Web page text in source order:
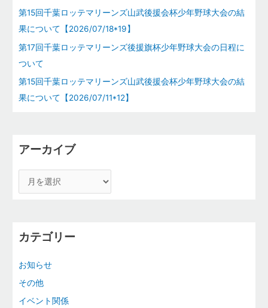
第15回千葉ロッテマリーンズ山武後援会杯少年野球大会の結
果について【2026/07/18*19】
第17回千葉ロッテマリーンズ後援旗杯少年野球大会の日程に
ついて
第15回千葉ロッテマリーンズ山武後援会杯少年野球大会の結
果について【2026/07/11*12】
アーカイブ
カテゴリー
お知らせ
その他
イベント関係